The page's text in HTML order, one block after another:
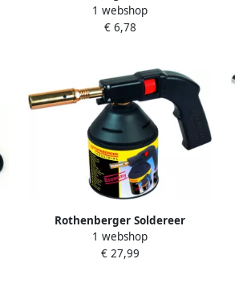
koperhardsoldeer 5 st.
ROT035607
1 webshop
€ 6,78
Rothenberger Soldereer
BRANDER 1750°C ROT035930
1 webshop
€ 27,99